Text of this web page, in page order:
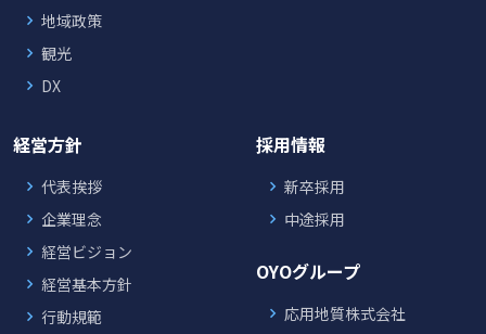
地域政策
観光
DX
経営方針
代表挨拶
企業理念
経営ビジョン
経営基本方針
行動規範
採用情報
新卒採用
中途採用
OYOグループ
応用地質株式会社